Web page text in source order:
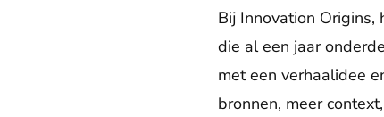
Bij Innovation
die al een jaar
met een verhaalidee
bronnen, meer